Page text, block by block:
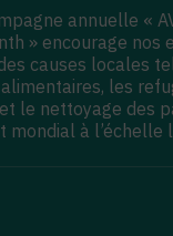
annuelle «
» encourage nos
causes locales
les
le nettoyage des
mondial à l’échelle